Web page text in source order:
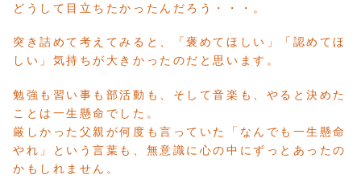
どうして目立ちたかったんだろう・・・。
突き詰めて考えてみると、「褒めてほしい」「認めてほ
しい」気持ちが大きかったのだと思います。
勉強も習い事も部活動も、そして音楽も、やると決めた
ことは一生懸命でした。
厳しかった父親が何度も言っていた「なんでも一生懸命
やれ」という言葉も、無意識に心の中にずっとあったの
かもしれません。